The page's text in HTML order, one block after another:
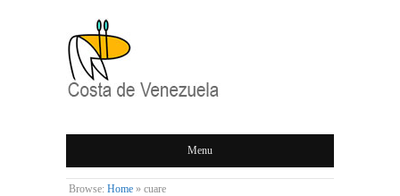
COSTA DE
VENEZUELA
Menu
Browse: Home » cuare